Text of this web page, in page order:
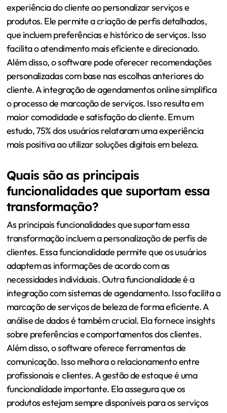
experiência do cliente ao personalizar serviços e
produtos. Ele permite a criação de perfis detalhados,
que incluem preferências e histórico de serviços. Isso
facilita o atendimento mais eficiente e direcionado.
Além disso, o software pode oferecer recomendações
personalizadas com base nas escolhas anteriores do
cliente. A integração de agendamentos online simplifica
o processo de marcação de serviços. Isso resulta em
maior comodidade e satisfação do cliente. Em um
estudo, 75% dos usuários relataram uma experiência
mais positiva ao utilizar soluções digitais em beleza.
Quais são as principais
funcionalidades que suportam essa
transformação?
As principais funcionalidades que suportam essa
transformação incluem a personalização de perfis de
clientes. Essa funcionalidade permite que os usuários
adaptem as informações de acordo com as
necessidades individuais. Outra funcionalidade é a
integração com sistemas de agendamento. Isso facilita a
marcação de serviços de beleza de forma eficiente. A
análise de dados é também crucial. Ela fornece insights
sobre preferências e comportamentos dos clientes.
Além disso, o software oferece ferramentas de
comunicação. Isso melhora o relacionamento entre
profissionais e clientes. A gestão de estoque é uma
funcionalidade importante. Ela assegura que os
produtos estejam sempre disponíveis para os serviços